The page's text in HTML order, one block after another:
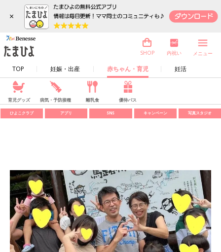
×
TOP 妊娠・出産 赤ちゃん・育児 妊活
SHOP 内祝い メニュー
育児グッズ 病気・予防接種 離乳食 優待パス
ひよこクラブ アプリ SNS キャンペーン 写真スタジオ